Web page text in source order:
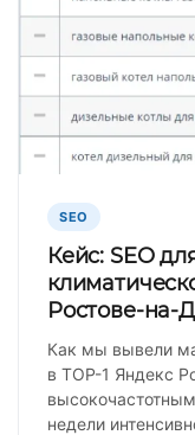
SEO
Кейс: SEO
Ростове-на-
Как мы вывели
в TOP-1 Яндекс
недели